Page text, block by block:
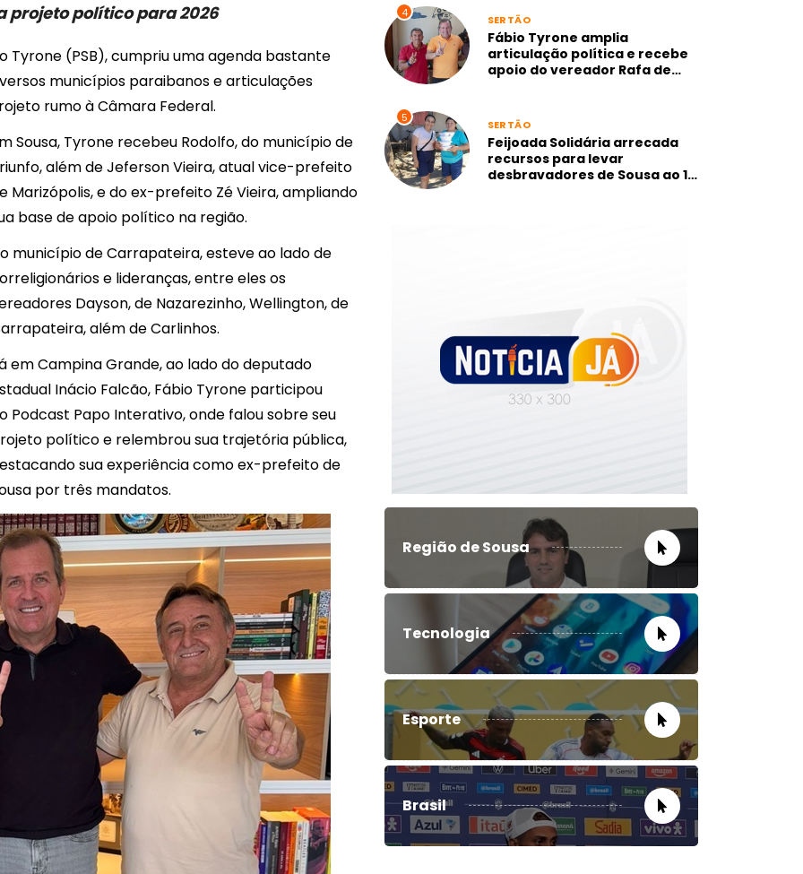
projeto político para 2026
(PSB), cumpriu uma agenda bastante
municípios paraibanos e articulações
rumo à Câmara Federal.
Sousa, Tyrone recebeu Rodolfo, do município de
além de Jeferson Vieira, atual vice-prefeito
Marizópolis, e do ex-prefeito Zé Vieira, ampliando
base de apoio político na região.
município de Carrapateira, esteve ao lado de
e lideranças, entre eles os
Dayson, de Nazarezinho, Wellington, de
além de Carlinhos.
em Campina Grande, ao lado do deputado
Inácio Falcão, Fábio Tyrone participou
Podcast Papo Interativo, onde falou sobre seu
político e relembrou sua trajetória pública,
sua experiência como ex-prefeito de
por três mandatos.
4
SERTÃO
Fábio Tyrone amplia
articulação política e recebe
apoio do vereador Rafa de
5
SERTÃO
Feijoada Solidária arrecada
recursos para levar
desbravadores de Sousa ao 1º
Região de Sousa
Tecnologia
Esporte
Brasil